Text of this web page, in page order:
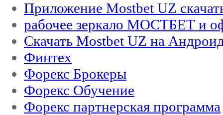
Приложение Mostbet UZ
рабочее зеркало МОСТБЕТ и
Скачать Mostbet UZ на
Финтех
Форекс Брокеры
Форекс Обучение
Форекс партнерская программа